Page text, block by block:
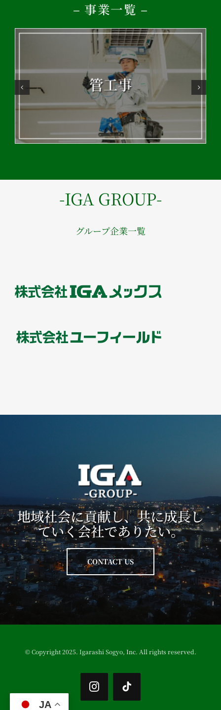
– 事業一覧 –
-IGA GROUP-
グループ企業一覧
地域社会に貢献し、共に成長し
ていく会社でありたい。
CONTACT US
© Copyright 2025. Igarashi Sogyo, Inc. All rights reserved.
JA